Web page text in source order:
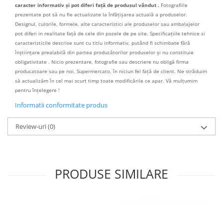
caracter informativ și pot diferi față de produsul vândut . Fotografiile
prezentate pot să nu fie actualizate la înfățișarea actuală a produselor.
Designul, culorile, formele, alte caracteristici ale produselor sau ambalajelor
pot diferi in realitate față de cele din pozele de pe site. Specificațiile tehnice si
caracteristicile descrise sunt cu titlu informativ, putând fi schimbate fără
înștiințare prealabilă din partea producătorilor produselor și nu constituie
obligativitate . Nicio prezentare, fotografie sau descriere nu obligă firma
producatoare sau pe noi, Supermercato, în niciun fel față de client. Ne străduim
să actualizăm în cel mai scurt timp toate modificările ce apar. Vă mulțumim
pentru înțelegere !
Informatii conformitate produs
Review-uri(0)
PRODUSE SIMILARE